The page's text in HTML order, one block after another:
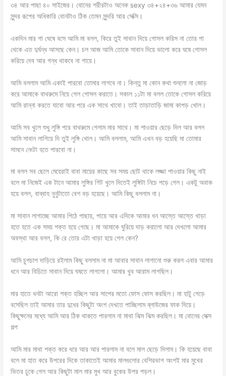
৩৪ আর পাছা ৪০ সাইজের। বোনের শরীরটাও অনেক sexy ৩৪+২৪+৩৬ আমার যেমন
সুন্দর রূপের অধিকারি বোনটাও ঠিক তেমন সুন্দরি আর সেক্সি।
একদিন মার গা ঘেষে বসে আমি মা বলল, কিরে তুই সাবান দিয়ে গোসল করিস না তোর গা
থেকে এত দুর্ঘন্ধ আসছে কেন। চল আজ আমি তোকে সাবান দিয়ে ভালো করে ঘষে গোসল
করিয়ে দেব আর গন্ধ থাকবে না গায়ে।
আমি বললাম আমি একাই পারবো তোমার লাগবে না। কিন্তু মা কোন কথা শুনলো না জোড়
করে আমাকে বাথরুমে নিয়ে গেল গোসল করাতে। সকাল ১১টা মা বলল তোকে গোসল করিয়ে
আমি রান্না করতে যাবো আর পরে এক সাথে খাবো। তাই তাড়াতাড়ি জামা কাপড় খোল।
আমি সব খুলে শুধু লুঙ্গি পরে বাথরুমে গেলাম মার সাথে। মা শাওয়ার ছেড়ে দিল আর বলল
আমি সাবান লাগিয়ে দি তুই লুঙ্গি খোল। আমি বললাম, আমি এখন বড় হয়েছি মা তোমার
সামনে নেংটা হতে পারবো না।
মা বলল সব ছেলে মেয়েরাই বাবা মায়ের কাছে সব সময় ছোট থাকে লজ্জা পাওয়ার কিছু নাই
বলে মা নিজেই এক টানে আমার লুঙ্গির গিট খুলে দিতেই লুঙ্গিটা নিচে পড়ে গেল। একটু অবাক
হয়ে বলল, বাব্বাহ নুনুটাতো বেশ বড় হয়েছে। আমি কিছু বললাম না।
মা সাবান লাগাচ্ছে আমার পিঠে পাছায়, পায়ে আর এদিকে আমার ধন আস্তে আস্তে খাড়া
হতে হতে এক সময় শক্ত হয়ে গেছে। মা আমাকে ঘুরিয়ে দাড় করালো আর দেখলো আমার
অবস্থা আর বলল, কি রে তোর এটা খাড়া হয়ে গেল কেন?
আমি চুপচাপ দাড়িয়ে রইলাম কিছু বললাম না মা আবার সাবান লাগানো শুরু করল এবার আমার
ধনে আর বিচিতে সাবান দিয়ে ঘষতে লাগলো। আমার খুব আরাম লাগছিল।
মার হাতে ধনটা আরো শক্ত হচ্ছিল আর সাপের মতো ফোস ফোস করছিল। মা হাটু গেড়ে
বসেছিল তাই আমার তার দুধের কিছুটা অংশ দেখতে পাচ্ছিলাম ব্লাউজের ফাক দিয়ে।
কিছুক্ষনের মধ্যে আমি আর ঠিক থাকতে পারলাম না মাথা ঝিম ঝিম করছিল। মা বোনের সেক্স
গল্প
আমি মার মাথা শক্ত করে ধরে আর আর পারলাম না বলে মাল ছেড়ে দিলাম। কি হয়েছে বাবা
বলে মা হাত করে উপরের দিকে তাকাতেই আমার মালগুলোর বেশিরভাগ অংশই মার মুখের
ভিতর ঢুকে গেল আর কিছুটা মাল মার মুখ আর বুকের উপর পড়ল।